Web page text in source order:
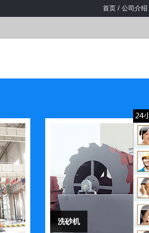
首页 / 公司介绍
洗砂机